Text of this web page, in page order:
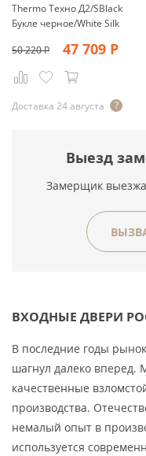
Thermo Техно Д2/SBlack
Букле черное/White Silk
50 220Р 47 709 Р
Доставка 24 августа
Выезд
Замерщик
ВХОДНЫЕ ДВЕРИ
В последние годы
шагнул далеко вперед.
качественные
производства.
немалый опыт в
используется